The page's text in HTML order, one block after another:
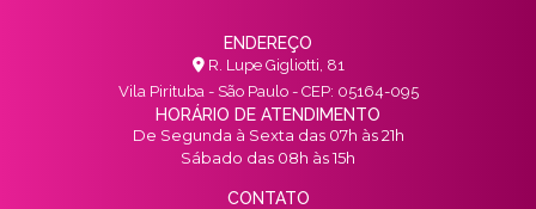
ENDEREÇO
R. Lupe Gigliotti, 81
Vila Pirituba - São Paulo - CEP: 05164-095
HORÁRIO DE ATENDIMENTO
De Segunda à Sexta das 07h às 21h
Sábado das 08h às 15h
CONTATO